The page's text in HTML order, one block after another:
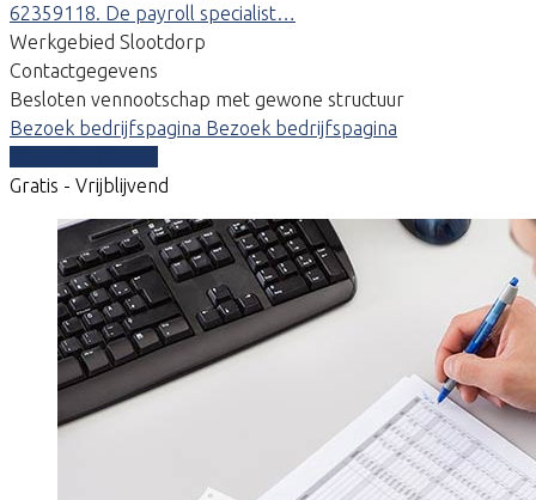
62359118. De payroll specialist…
Werkgebied Slootdorp
Contactgegevens
Besloten vennootschap met gewone structuur
Bezoek bedrijfspagina Bezoek bedrijfspagina
Gratis - Vrijblijvend